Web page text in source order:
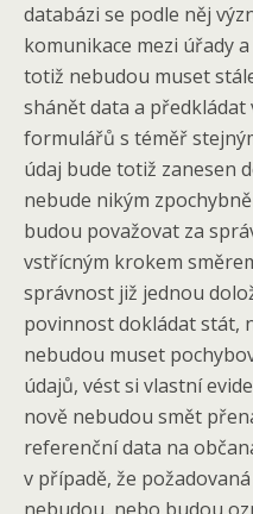
databázi se podle něj
komunikace mezi úřady
totiž nebudou muset
shánět data a předkládat
formulářů s téměř
údaj bude totiž zanesen
nebude nikým
budou považovat za
vstřícným krokem
správnost již jednou
povinnost dokládat stát,
nebudou muset
údajů, vést si vlastní
nově nebudou smět
referenční data na
v případě, že